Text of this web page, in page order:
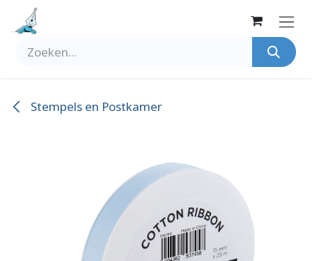
Overslaan naar inhoud
Stempels en Postkamer